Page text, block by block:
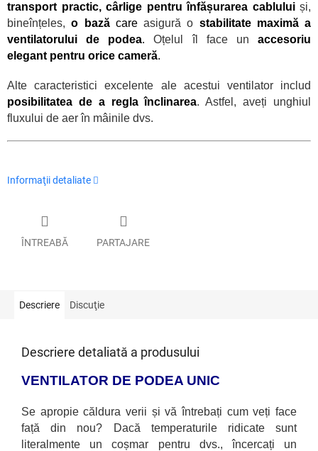
transport practic, cârlige pentru înfășurarea cablului și,
bineînțeles,o bază care asigură o stabilitate maximă a
ventilatorului de podea.Oțelul îl face unaccesoriu
elegant pentru orice cameră.
Alte caracteristici excelente ale acestui ventilator includ
posibilitatea de a regla înclinarea. Astfel, aveți unghiul
fluxului de aerîn mâinile dvs.
Informaţii detaliate
ÎNTREABĂ PARTAJARE
Descriere Discuţie
Descriere detaliată a produsului
VENTILATOR DE PODEA UNIC
Se apropie căldura verii și văîntrebați cum veți face
față din nou? Dacă temperaturile ridicate sunt
literalmente un coșmar pentru dvs., încercați un